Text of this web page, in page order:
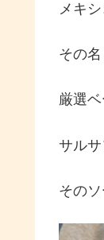
メキ
その
厳選
サル
その